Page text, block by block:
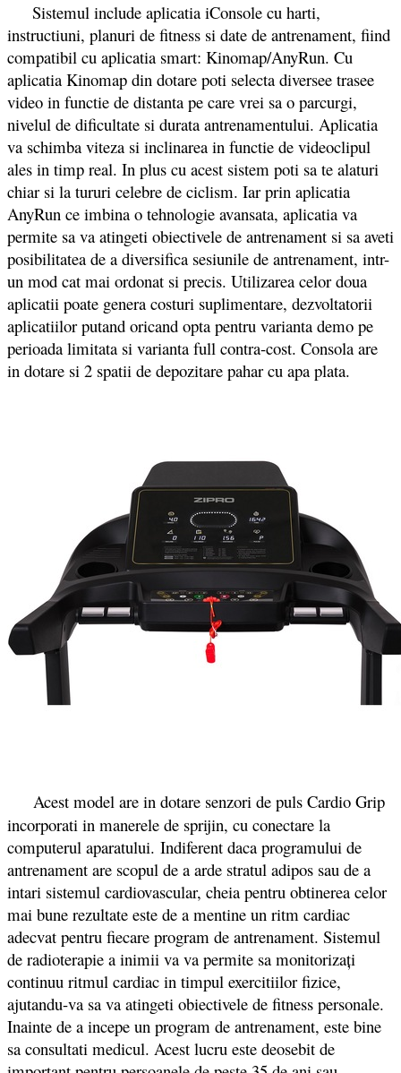
Sistemul include aplicatia iConsole cu harti,
instructiuni, planuri de fitness si date de antrenament, fiind
compatibil cu aplicatia smart: Kinomap/AnyRun. Cu
aplicatia Kinomap din dotare poti selecta diversee trasee
video in functie de distanta pe care vrei sa o parcurgi,
nivelul de dificultate si durata antrenamentului. Aplicatia
va schimba viteza si inclinarea in functie de videoclipul
ales in timp real. In plus cu acest sistem poti sa te alaturi
chiar si la tururi celebre de ciclism. Iar prin aplicatia
AnyRun ce imbina o tehnologie avansata, aplicatia va
permite sa va atingeti obiectivele de antrenament si sa aveti
posibilitatea de a diversifica sesiunile de antrenament, intr-
un mod cat mai ordonat si precis. Utilizarea celor doua
aplicatii poate genera costuri suplimentare, dezvoltatorii
aplicatiilor putand oricand opta pentru varianta demo pe
perioada limitata si varianta full contra-cost. Consola are
in dotare si 2 spatii de depozitare pahar cu apa plata.
Acest model are in dotare senzori de puls Cardio Grip
incorporati in manerele de sprijin, cu conectare la
computerul aparatului. Indiferent daca programului de
antrenament are scopul de a arde stratul adipos sau de a
intari sistemul cardiovascular, cheia pentru obtinerea celor
mai bune rezultate este de a mentine un ritm cardiac
adecvat pentru fiecare program de antrenament. Sistemul
de radioterapie a inimii va va permite sa monitorizați
continuu ritmul cardiac in timpul exercitiilor fizice,
ajutandu-va sa va atingeti obiectivele de fitness personale.
Inainte de a incepe un program de antrenament, este bine
sa consultati medicul. Acest lucru este deosebit de